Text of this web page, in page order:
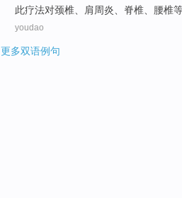
此疗法对颈椎 肩周炎 、脊椎、腰椎
youdao
更多双语例句